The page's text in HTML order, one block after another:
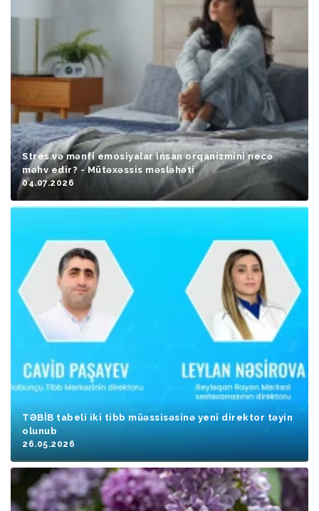
Stres və mənfi emosiyalar insan orqanizmini necə
məhv edir? - Mütəxəssis məsləhəti
04.07.2026
TƏBİB tabeli iki tibb müəssisəsinə yeni direktor təyin
olunub
26.05.2026